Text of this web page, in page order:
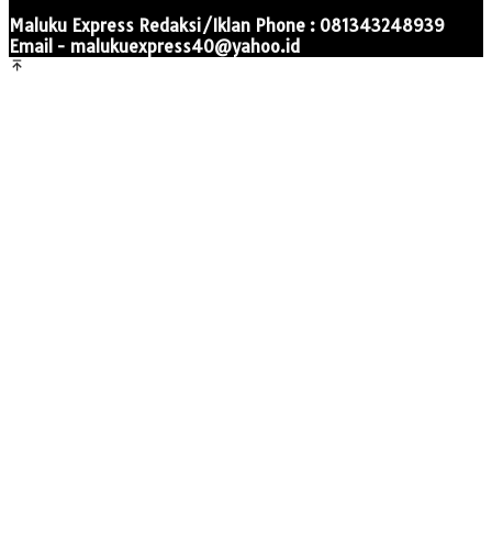
Maluku Express Redaksi/Iklan Phone : 081343248939
Email - malukuexpress40@yahoo.id